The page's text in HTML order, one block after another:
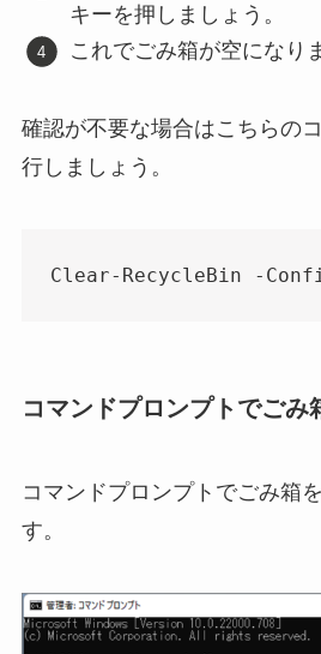
キーを押しましょう。
これでごみ箱が空になり
確認が不要な場合はこちらの
行しましょう。
Clear-RecycleBin -
コマンドプロンプトでごみ
コマンドプロンプトでごみ箱
す。